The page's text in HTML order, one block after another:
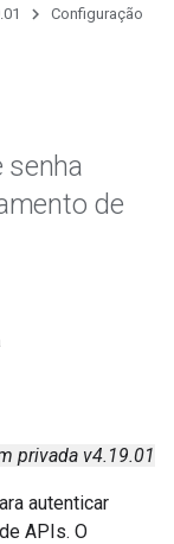
Configuração
senha
de
privada v4.19.01
autenticar
APIs. O